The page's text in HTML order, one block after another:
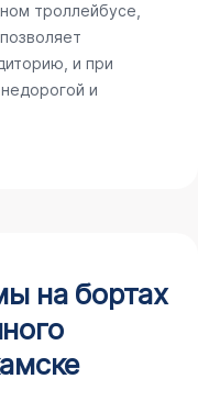
троллейбусе,
и при
и
на бортах